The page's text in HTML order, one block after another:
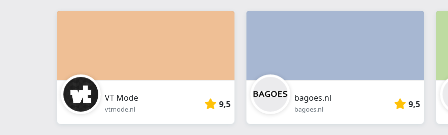
VT Mode
vtmode.nl 9,5
bagoes.nl
bagoes.nl 9,5